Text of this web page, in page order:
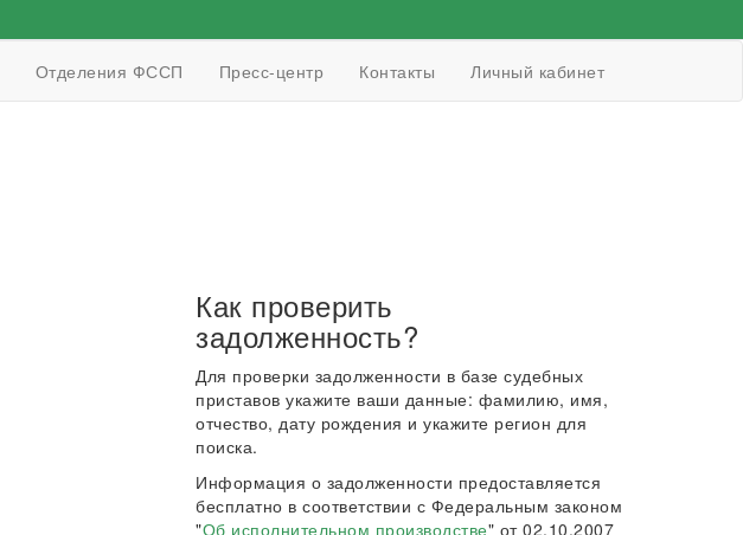
Отделения ФССП Пресс-центр Контакты Личный кабинет
Как проверить
задолженность?
Для проверки задолженности в базе судебных
приставов укажите ваши данные: фамилию, имя,
отчество, дату рождения и укажите регион для
поиска.
Информация о задолженности предоставляется
бесплатно в соответствии с Федеральным законом
"Об исполнительном производстве" от 02.10.2007